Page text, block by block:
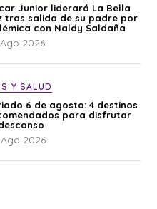
Junior liderará La Bella
tras salida de su padre por
con Naldy Saldaña
2026
Y SALUD
6 de agosto: 4 destinos
para disfrutar
2026